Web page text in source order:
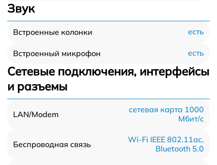
Звук
Встроенные колонки есть
Встроенный микрофон есть
Сетевые подключения, интерфейсы
и разъемы
LAN/Modem
сетевая карта 1000
Мбит/c
Беспроводная связь
Wi-Fi IEEE 802.11ac,
Bluetooth 5.0